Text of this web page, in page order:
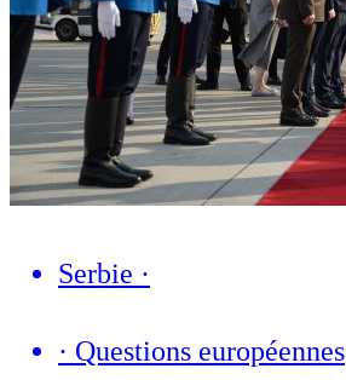
Serbie ·
· Questions européennes